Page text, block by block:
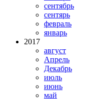
сентябрь
сентярь
февраль
январь
2017
август
Апрель
Декабрь
июль
июнь
май